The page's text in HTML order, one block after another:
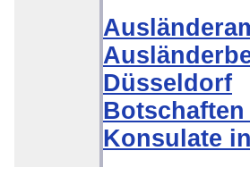
Düsseldorf
Konsulate